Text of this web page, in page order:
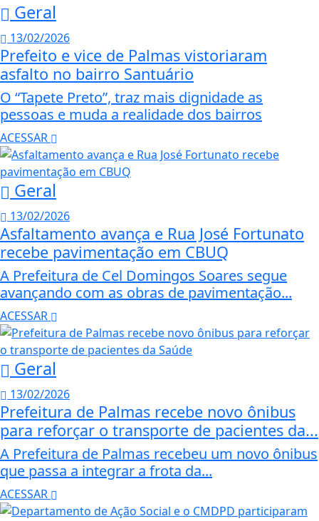
Geral
13/02/2026
Prefeito e vice de Palmas vistoriaram
asfalto no bairro Santuário
O “Tapete Preto”, traz mais dignidade as
pessoas e muda a realidade dos bairros
ACESSAR
Geral
13/02/2026
Asfaltamento avança e Rua José Fortunato
recebe pavimentação em CBUQ
A Prefeitura de Cel Domingos Soares segue
avançando com as obras de pavimentação...
ACESSAR
Geral
13/02/2026
Prefeitura de Palmas recebe novo ônibus
para reforçar o transporte de pacientes da...
A Prefeitura de Palmas recebeu um novo ônibus
que passa a integrar a frota da...
ACESSAR